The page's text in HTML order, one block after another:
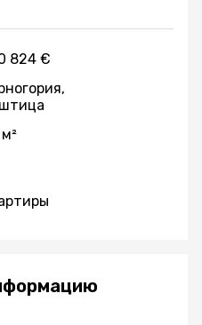
824 €